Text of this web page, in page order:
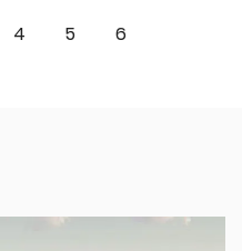
分充足。瓶子符合人体工
为儿童日常活动的实用伴
使用的弹跳盖与耐用的结
4 5 6